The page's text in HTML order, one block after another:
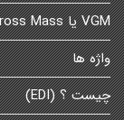
VGM یا Verified Gross Mass چیست ؟
واژه ها
چیست ؟ (EDI)